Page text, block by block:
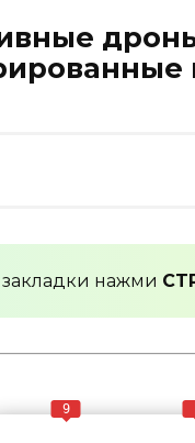
закладки нажми
9